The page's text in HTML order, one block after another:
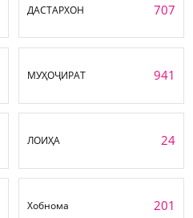
ДАСТАРХОН 707
МУҲОҶИРАТ 941
ЛОИҲА 24
Хобнома 201